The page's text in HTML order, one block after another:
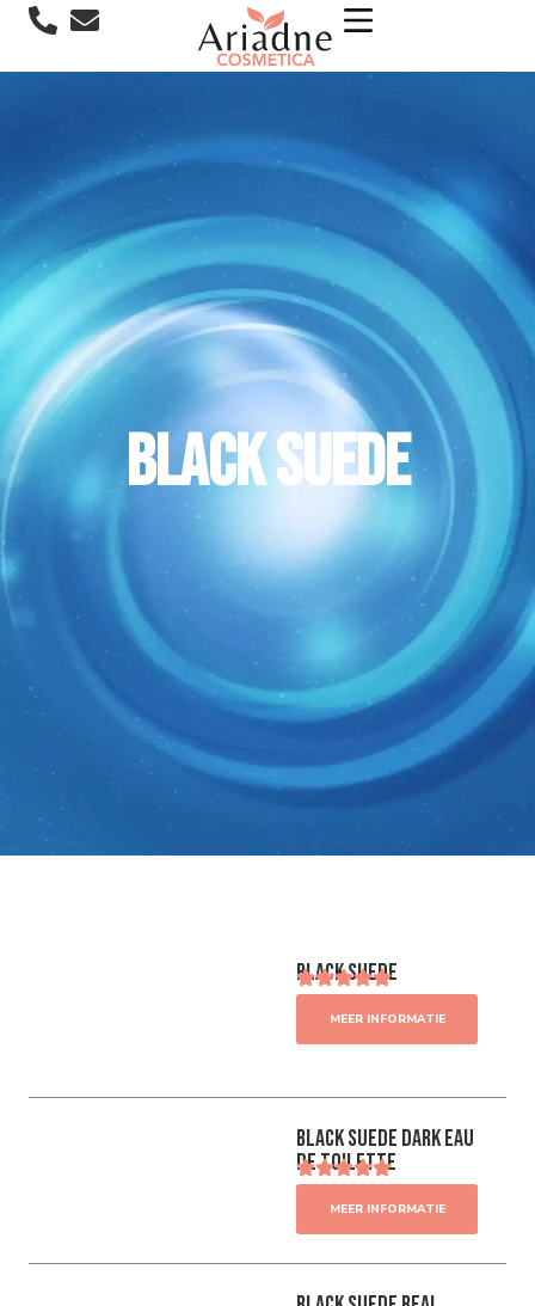
Black Suede
Black Suede
MEER INFORMATIE
Black Suede Dark Eau
de Toilette
MEER INFORMATIE